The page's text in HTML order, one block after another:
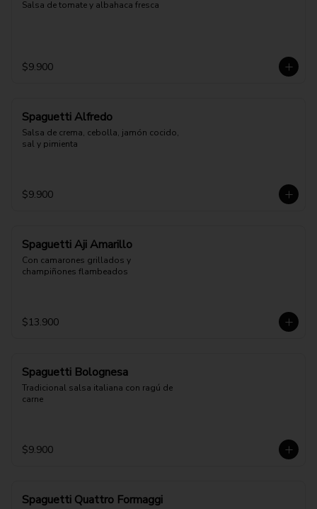
Salsa de tomate y albahaca fresca
$9.900
Spaguetti Alfredo
Salsa de crema, cebolla, jamón cocido,
sal y pimienta
$9.900
Spaguetti Aji Amarillo
Con camarones grillados y
champiñones flambeados
$13.900
Spaguetti Bolognesa
Tradicional salsa italiana con ragú de
carne
$9.900
Spaguetti Quattro Formaggi